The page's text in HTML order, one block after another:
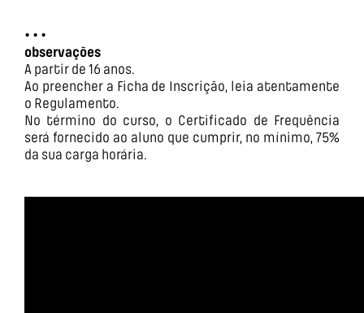
• • •
observações
A partir de 16 anos.
Ao preencher a Ficha de Inscrição, leia atentamente
o Regulamento.
No término do curso, o Certificado de Frequência
será fornecido ao aluno que cumprir, no mínimo, 75%
da sua carga horária.